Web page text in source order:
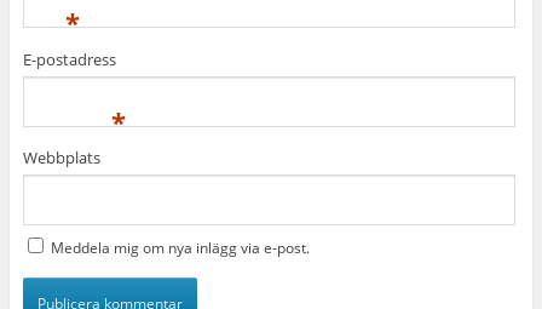
*
E-postadress
*
Webbplats
Meddela mig om nya inlägg via e-post.